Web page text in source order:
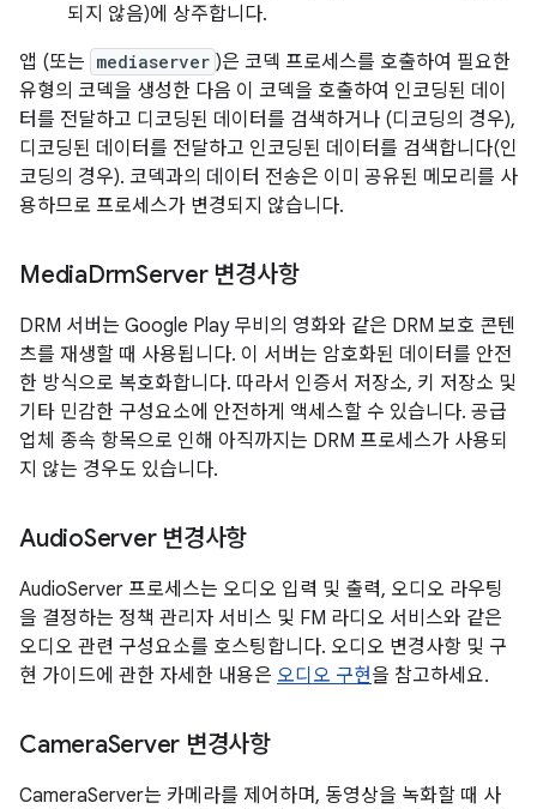
되지 않음)에 상주합니다.
앱 (또는 mediaserver )은 코덱 프로세스를 호출하여 필요한
유형의 코덱을 생성한 다음 이 코덱을 호출하여 인코딩된 데이
터를 전달하고 디코딩된 데이터를 검색하거나 (디코딩의 경우),
디코딩된 데이터를 전달하고 인코딩된 데이터를 검색합니다(인
코딩의 경우). 코덱과의 데이터 전송은 이미 공유된 메모리를 사
용하므로 프로세스가 변경되지 않습니다.
MediaDrmServer 변경사항
DRM 서버는 Google Play 무비의 영화와 같은 DRM 보호 콘텐
츠를 재생할 때 사용됩니다. 이 서버는 암호화된 데이터를 안전
한 방식으로 복호화합니다. 따라서 인증서 저장소, 키 저장소 및
기타 민감한 구성요소에 안전하게 액세스할 수 있습니다. 공급
업체 종속 항목으로 인해 아직까지는 DRM 프로세스가 사용되
지 않는 경우도 있습니다.
AudioServer 변경사항
AudioServer 프로세스는 오디오 입력 및 출력, 오디오 라우팅
을 결정하는 정책 관리자 서비스 및 FM 라디오 서비스와 같은
오디오 관련 구성요소를 호스팅합니다. 오디오 변경사항 및 구
현 가이드에 관한 자세한 내용은 오디오 구현을 참고하세요.
CameraServer 변경사항
CameraServer는 카메라를 제어하며, 동영상을 녹화할 때 사